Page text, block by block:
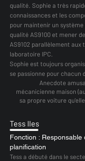
qualité. Sophie a très
connaissances et les
pour maintenir un système
qualité AS9100 et mener
AS9102 parallèlement aux
laboratoire IPC.
Sophie est toujours
se passionne pour chacun
Anecdote
mécanicienne maison
sa propre voiture
Tess Iles
Fonction : Responsable
planification
Tess a débuté dans le